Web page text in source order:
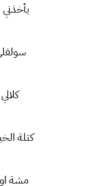
كتلة
مشة